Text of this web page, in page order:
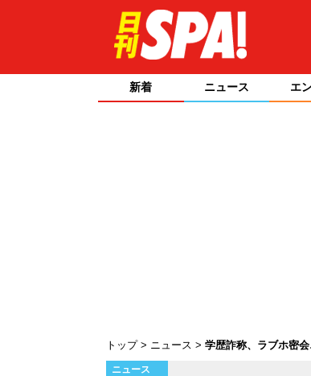
新着 ニュース エ
トップ ニュース 学歴詐称、ラブホ密
ニュース